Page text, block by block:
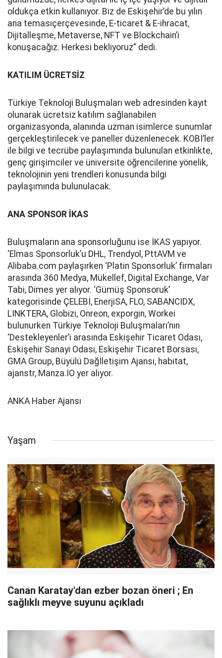
oldukça etkin kullanıyor. Biz de Eskişehir’de bu yılın
ana temasıçerçevesinde, E-ticaret & E-ihracat,
Dijitalleşme, Metaverse, NFT ve Blockchain’i
konuşacağız. Herkesi bekliyoruz” dedi.
KATILIM ÜCRETSİZ
Türkiye Teknoloji Buluşmaları web adresinden kayıt
olunarak ücretsiz katılım sağlanabilen
organizasyonda, alanında uzman isimlerce sunumlar
gerçekleştirilecek ve paneller düzenlenecek. KOBİ’ler
ile bilgi ve tecrübe paylaşımında bulunulan etkinlikte,
genç girişimciler ve üniversite öğrencilerine yönelik,
teknolojinin yeni trendleri konusunda bilgi
paylaşımında bulunulacak.
ANA SPONSOR İKAS
Buluşmaların ana sponsorluğunu ise İKAS yapıyor.
‘Elmas Sponsorluk’u DHL, Trendyol, PttAVM ve
Alibaba.com paylaşırken ‘Platin Sponsorluk’ firmaları
arasında 360 Medya, Mükellef, Digital Exchange, Var
Tabi, Dimes yer alıyor. ‘Gümüş Sponsoruk’
kategorisinde ÇELEBİ, EnerjiSA, FLO, SABANCIDX,
LINKTERA, Globizi, Onreon, exporgin, Workei
bulunurken Türkiye Teknoloji Buluşmaları’nın
‘Destekleyenler’i arasında Eskişehir Ticaret Odası,
Eskişehir Sanayi Odası, Eskişehir Ticaret Borsası,
GMA Group, Büyülü Dağİletişim Ajansı, habitat,
ajanstr, Manza.IO yer alıyor.
ANKA Haber Ajansı
Yaşam
Canan Karatay'dan ezber bozan öneri ; En
sağlıklı meyve suyunu açıkladı